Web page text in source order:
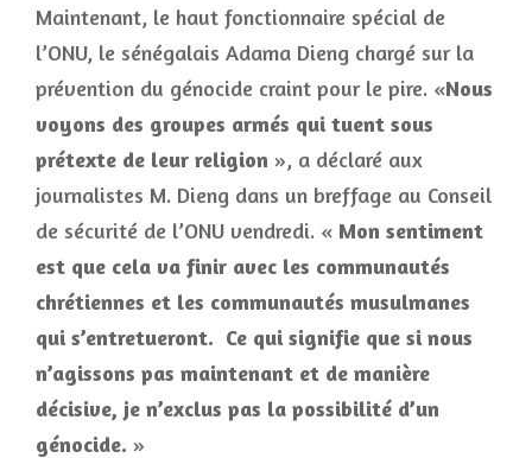
Maintenant, le haut fonctionnaire spécial de
l’ONU, le sénégalais Adama Dieng chargé sur la
prévention du génocide craint pour le pire. «Nous
voyons des groupes armés qui tuent sous
prétexte de leur religion », a déclaré aux
journalistes M. Dieng dans un breffage au Conseil
de sécurité de l’ONU vendredi. « Mon sentiment
est que cela va finir avec les communautés
chrétiennes et les communautés musulmanes
qui s’entretueront. Ce qui signifie que si nous
n’agissons pas maintenant et de manière
décisive, je n’exclus pas la possibilité d’un
génocide. »